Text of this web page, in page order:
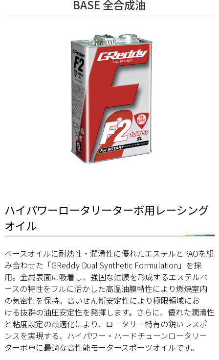
BASE 全合成油
ハイパワーロータリーターボ用レーシング
オイル
ベースオイルに耐熱性・潤滑性に優れたエステルとPAOを組
み合わせた「GReddy Dual Synthetic Formulation」を採
用。金属表面に吸着し、強固な油膜を形成するエステルベ
ースの特性をフルに活かした高温油膜特性により燃焼室内
の気密性を保持。高いせん断安定性により極限領域にお
ける抜群の油圧安定性を発揮します。さらに、優れた潤滑性
と粘度設定の最適化により、ロータリー特有の鋭いレスポ
ンスを実現する、ハイパワー・ハードチューンロータリー
ターボ車に最適な高性能モータースポーツオイルです。